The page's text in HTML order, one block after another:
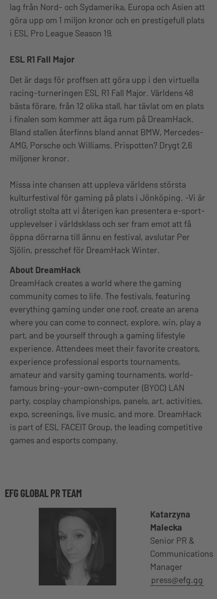
lag från Nord- och Sydamerika, Europa och Asien att
göra upp om 1 miljon kronor och en prestigefull plats
i ESL Pro League Season 19.
ESL R1 Fall Major
Det är dags för proffsen att göra upp i den virtuella
racing-turneringen ESL R1 Fall Major. Världens 48
bästa förare, från 12 olika stall, har tävlat om en plats
i finalen som kommer att äga rum på DreamHack.
Bland stallen återfinns bland annat BMW, Mercedes-
AMG, Porsche och Williams. Prispotten? Drygt 2,6
miljoner kronor.
Missa inte chansen att uppleva världens största
kulturfestival för gaming på plats i Jönköping. -Vi är
otroligt stolta att vi återigen kan presentera e-sport-
upplevelser i världsklass och ser fram emot att få
öppna dörrarna till ännu en festival, avslutar Per
Sjölin, presschef för DreamHack Winter.
About DreamHack
DreamHack creates a world where the gaming
community comes to life. The festivals, featuring
everything gaming under one roof, create an arena
where you can come to connect, explore, win, play a
part, and be yourself through a gaming lifestyle
experience. Attendees meet their favorite creators,
experience professional esports tournaments,
amateur and varsity gaming tournaments, world-
famous bring-your-own-computer (BYOC) LAN
party, cosplay championships, panels, art, activities,
expo, screenings, live music, and more. DreamHack
is part of ESL FACEIT Group, the leading competitive
games and esports company.
EFG GLOBAL PR TEAM
Katarzyna
Malecka
Senior PR &
Communications
Manager
press@efg.gg